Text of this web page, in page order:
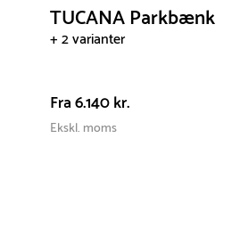
TUCANA Parkbænk
+ 2 varianter
Fra6.140 kr.
Ekskl. moms